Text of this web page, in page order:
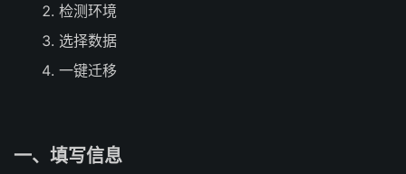
检测环境
选择数据
一键迁移
一、填写信息